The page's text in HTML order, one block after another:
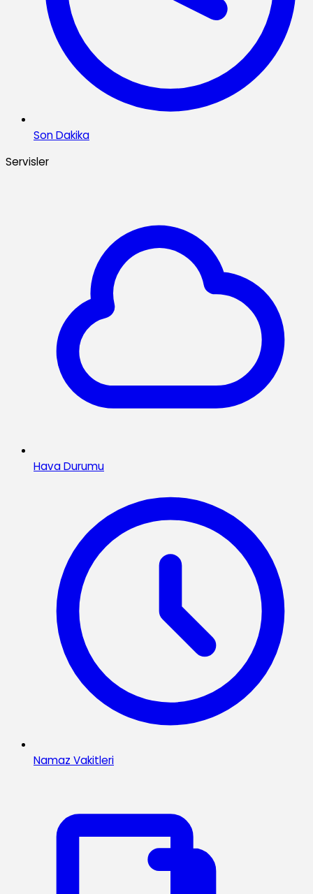
Son Dakika
Servisler
Hava Durumu
Namaz Vakitleri